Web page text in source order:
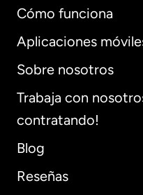
Cómo funciona
Aplicaciones
Sobre nosotros
Trabaja con
contratando!
Blog
Reseñas